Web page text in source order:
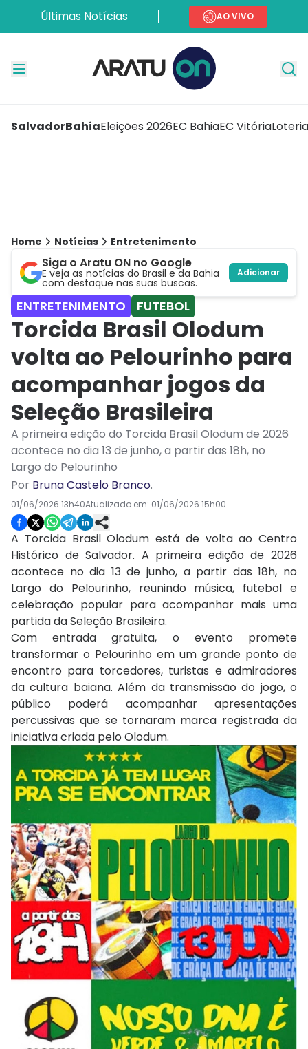
Últimas Notícias AO VIVO
SalvadorBahiaEleições 2026EC BahiaEC Vitória
Home Notícias Entretenimento
Siga o Aratu ON no Google
E veja as notícias do Brasil e da Bahia
com destaque nas suas buscas.
Adicionar
ENTRETENIMENTO FUTEBOL
Torcida Brasil Olodum
volta ao Pelourinho para
acompanhar jogos da
Seleção Brasileira
A primeira edição do Torcida Brasil Olodum de 2026
acontece no dia 13 de junho, a partir das 18h, no
Largo do Pelourinho
Por Bruna Castelo Branco.
01/06/2026 13h40Atualizado em: 01/06/2026 15h00
A Torcida Brasil Olodum está de volta ao Centro
Histórico de Salvador. A primeira edição de 2026
acontece no dia 13 de junho, a partir das 18h, no
Largo do Pelourinho, reunindo música, futebol e
celebração popular para acompanhar mais uma
partida da Seleção Brasileira.
Com entrada gratuita, o evento promete
transformar o Pelourinho em um grande ponto de
encontro para torcedores, turistas e admiradores
da cultura baiana. Além da transmissão do jogo, o
público poderá acompanhar apresentações
percussivas que se tornaram marca registrada da
iniciativa criada pelo Olodum.